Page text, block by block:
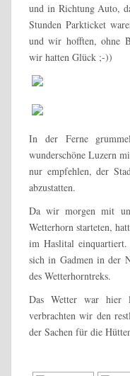
und in Richtung Auto,
Stunden Parkticket
und wir hofften, ohne
wir hatten Glück ;-))
In der Ferne
wunderschöne Luzern
nur empfehlen, der
abzustatten.
Da wir morgen mit
Wetterhorn starteten,
im Haslital
sich in Gadmen in der
des Wetterhorntreks.
Das Wetter war hier
verbrachten wir den
der Sachen für die